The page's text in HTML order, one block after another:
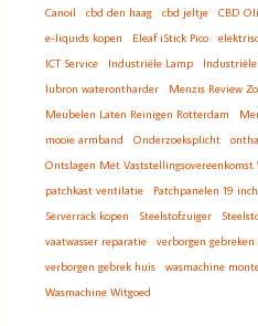
Canoil
cbd den haag cbd jeltje CBD
e-liquids kopen
Eleaf iStick Pico
ICT Service
Industriële Lamp
lubron waterontharder
Menzis Review
Meubelen Laten Reinigen Rotterdam
mooie armband
Onderzoeksplicht
Ontslagen Met Vaststellingsovereenkomst
patchkast ventilatie
Patchpanelen 19 inch
Serverrack kopen
Steelstofzuiger
vaatwasser reparatie
verborgen
verborgen gebrek huis
wasmachine
Wasmachine Witgoed